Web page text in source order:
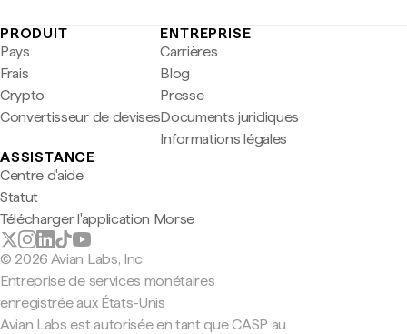
PRODUIT
Pays
Frais
Crypto
Convertisseur de devises
ENTREPRISE
Carrières
Blog
Presse
Documents juridiques
Informations légales
ASSISTANCE
Centre d'aide
Statut
Télécharger l'application Morse
© 2026 Avian Labs, Inc
Entreprise de services monétaires
enregistrée aux États-Unis
Avian Labs est autorisée en tant que CASP au